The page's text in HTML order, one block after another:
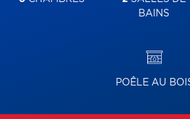
BAINS
POÊLE AU